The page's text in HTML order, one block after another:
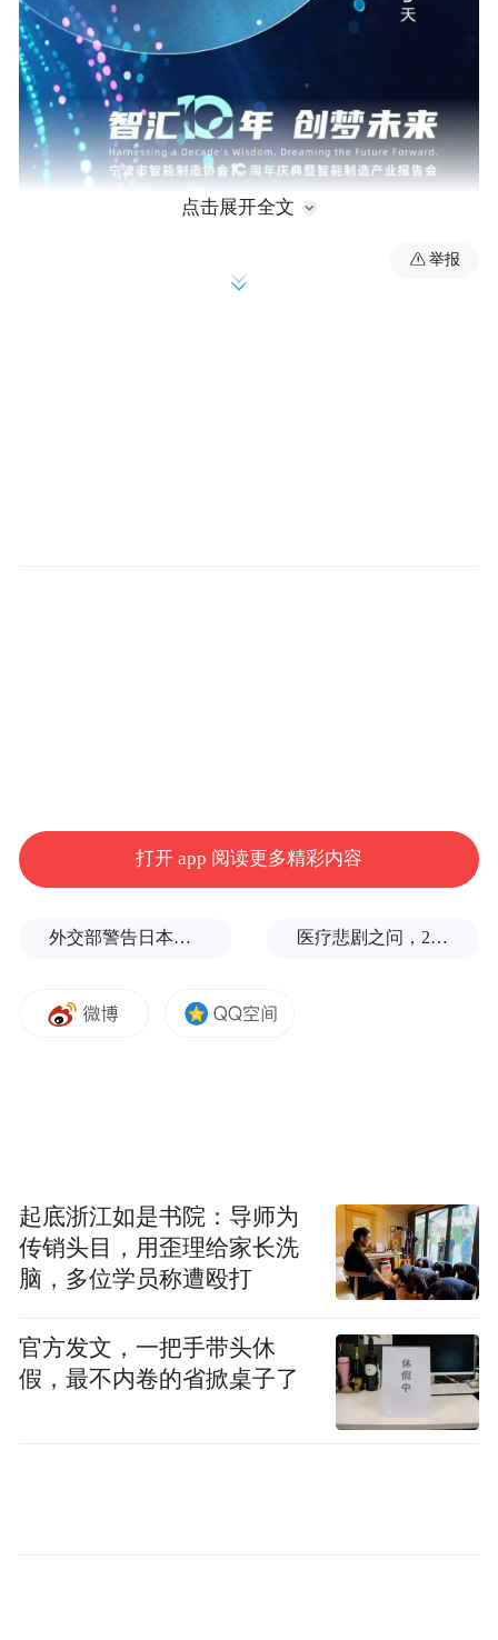
敬请期待
扫上方二维码参会报名
点击展开全文
举报
打开 app 阅读更多精彩内容
外交部警告日本：不要再次走向历史的被告席 医疗悲剧之问，2岁半患儿身亡，医生获刑1年
起底浙江如是书院：导师为
传销头目，用歪理给家长洗
脑，多位学员称遭殴打
官方发文，一把手带头休
假，最不内卷的省掀桌子了